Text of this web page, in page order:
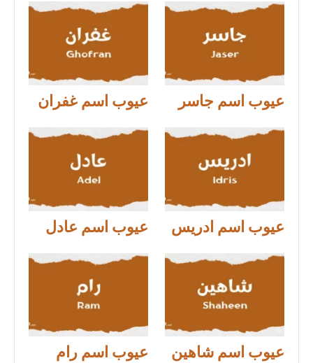
عيوب اسم جاسر عيوب اسم غفران
عيوب اسم ادريس عيوب اسم عادل
عيوب اسم شاهين عيوب اسم رام